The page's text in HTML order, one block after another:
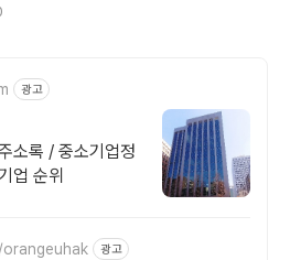
광고
소록 / 중소기업정
업 순위
광고